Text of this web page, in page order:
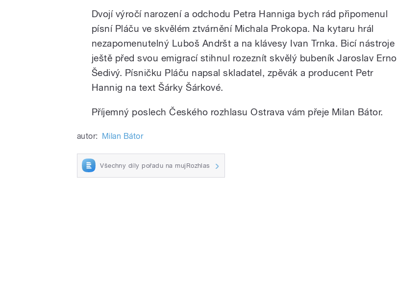
Dvojí výročí narození a odchodu Petra Hanniga bych rád připomenul
písní Pláču ve skvělém ztvárnění Michala Prokopa. Na kytaru hrál
nezapomenutelný Luboš Andršt a na klávesy Ivan Trnka. Bicí nástroje
ještě před svou emigrací stihnul rozeznít skvělý bubeník Jaroslav Erno
Šedivý. Písničku Pláču napsal skladatel, zpěvák a producent Petr
Hannig na text Šárky Šárkové.
Příjemný poslech Českého rozhlasu Ostrava vám přeje Milan Bátor.
autor: Milan Bátor
Všechny díly pořadu na mujRozhlas